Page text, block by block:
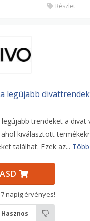
Részlet
legújabb
trendeket a divat
kiválasztott
találhat. Ezek az... Több
napig érvényes!
Hasznos